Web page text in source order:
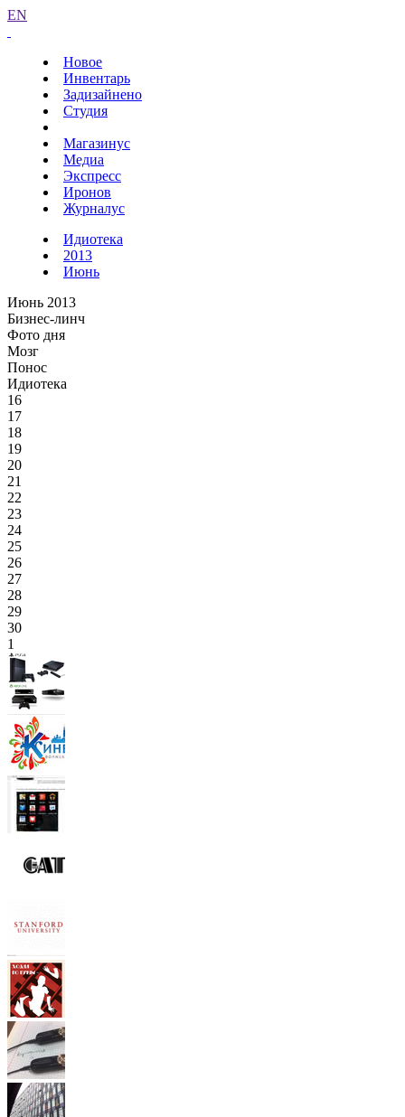
EN
Новое
Инвентарь
Задизайнено
Студия
Магазинус
Медиа
Экспресс
Иронов
Журналус
Идиотека
2013
Июнь
Июнь 2013
Бизнес-линч
Фото дня
Мозг
Понос
Идиотека
16
17
18
19
20
21
22
23
24
25
26
27
28
29
30
1